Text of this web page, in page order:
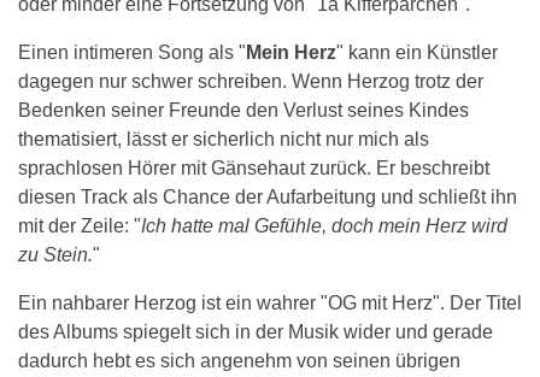
oder minder eine Fortsetzung von "1a Kifferpärchen".
Einen intimeren Song als " Mein Herz" kann ein Künstler
dagegen nur schwer schreiben. Wenn Herzog trotz der
Bedenken seiner Freunde den Verlust seines Kindes
thematisiert, lässt er sicherlich nicht nur mich als
sprachlosen Hörer mit Gänsehaut zurück. Er beschreibt
diesen Track als Chance der Aufarbeitung und schließt ihn
mit der Zeile: "Ich hatte mal Gefühle, doch mein Herz wird
zu Stein."
Ein nahbarer Herzog ist ein wahrer "OG mit Herz". Der Titel
des Albums spiegelt sich in der Musik wider und gerade
dadurch hebt es sich angenehm von seinen übrigen